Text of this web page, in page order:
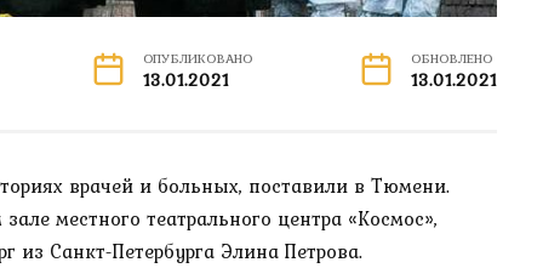
ОПУБЛИКОВАНО
13.01.2021
ОБНОВЛЕНО
13.01.2021
врачей и больных, поставили в Тюмени.
местного театрального центра «Космос»,
из Санкт-Петербурга Элина Петрова.